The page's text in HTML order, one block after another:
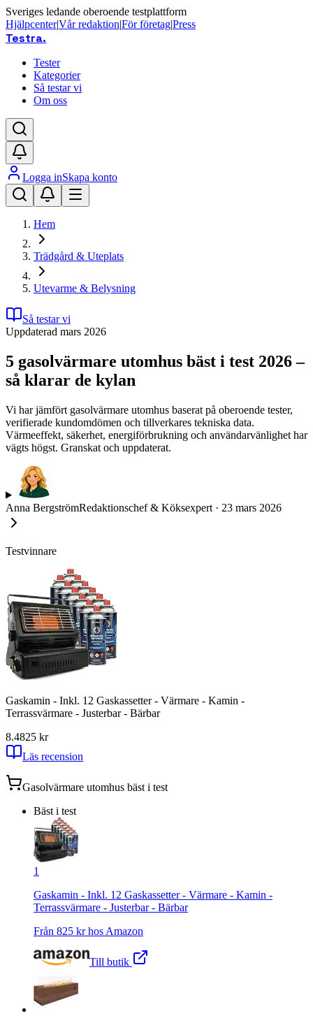
Sveriges ledande oberoende testplattform
Hjälpcenter|Vår redaktion|För företag|Press
Testra.
Tester
Kategorier
Så testar vi
Om oss
Logga inSkapa konto
Hem
Trädgård & Uteplats
Utevarme & Belysning
Så testar vi
Uppdaterad mars 2026
5 gasolvärmare utomhus bäst i test 2026 –
så klarar de kylan
Vi har jämfört gasolvärmare utomhus baserat på oberoende tester,
verifierade kundomdömen och tillverkares tekniska data.
Värmeeffekt, säkerhet, energiförbrukning och användarvänlighet har
vägts högst. Granskat och uppdaterat.
Anna BergströmRedaktionschef & Köksexpert · 23 mars 2026
Testvinnare
Gaskamin - Inkl. 12 Gaskassetter - Värmare - Kamin -
Terrassvärmare - Justerbar - Bärbar
8.4825 kr
Läs recension
Gasolvärmare utomhus bäst i test
Bäst i test
1
Gaskamin - Inkl. 12 Gaskassetter - Värmare - Kamin -
Terrassvärmare - Justerbar - Bärbar
Från 825 kr hos Amazon
Till butik